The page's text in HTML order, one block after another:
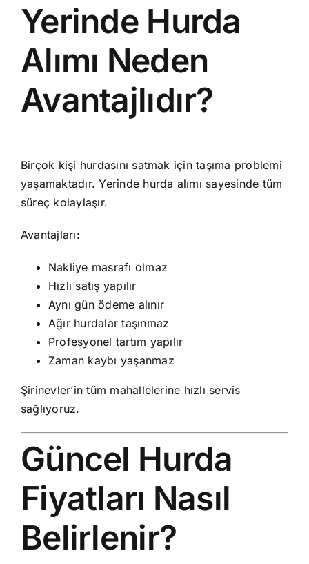
Yerinde Hurda
Alımı Neden
Avantajlıdır?
Birçok kişi hurdasını satmak için taşıma problemi
yaşamaktadır. Yerinde hurda alımı sayesinde tüm
süreç kolaylaşır.
Avantajları:
Nakliye masrafı olmaz
Hızlı satış yapılır
Aynı gün ödeme alınır
Ağır hurdalar taşınmaz
Profesyonel tartım yapılır
Zaman kaybı yaşanmaz
Şirinevler’in tüm mahallelerine hızlı servis
sağlıyoruz.
Güncel Hurda
Fiyatları Nasıl
Belirlenir?